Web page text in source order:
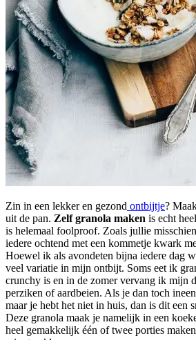
Zin in een lekker en gezond ontbijtje?
uit de pan. Zelf granola maken is echt
is helemaal foolproof. Zoals jullie
iedere ochtend met een kommetje kwark
Hoewel ik als avondeten bijna iedere dag
veel variatie in mijn ontbijt. Soms eet ik
crunchy is en in de zomer vervang ik mijn
perziken of aardbeien. Als je dan toch
maar je hebt het niet in huis, dan is dit een
Deze granola maak je namelijk in een
heel gemakkelijk één of twee porties